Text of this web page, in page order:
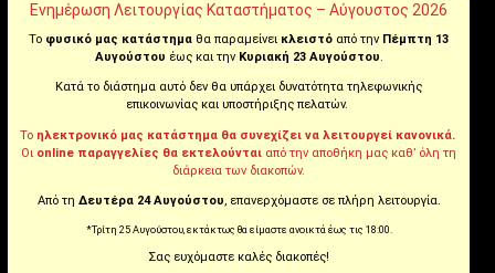
Θέσεις Εργασίας
Επικοινωνήστε μαζί μας
WE ARE SOCIAL
Facebook
Instagram
Ενημέρωση Λειτουργίας Καταστήματος – Αύγουστος 2026
Το φυσικό μας κατάστημα θα παραμείνει κλειστό από την Πέμπτη 13
Αυγούστου έως και τηνΚυριακή 23 Αυγούστου.
Κατά το διάστημα αυτό δεν θα υπάρχει δυνατότητα τηλεφωνικής
επικοινωνίας και υποστήριξης πελατών.
Το ηλεκτρονικό μας κατάστημα θα συνεχίζει να λειτουργεί κανονικά.
Οι online παραγγελίες θα εκτελούνται από την αποθήκη μας καθ’ όλη τη
διάρκεια των διακοπών.
Από τη Δευτέρα 24 Αυγούστου, επανερχόμαστε σε πλήρη λειτουργία.
*Τρίτη 25 Αυγούστου, εκτάκτως θα είμαστε ανοικτά έως τις 18:00.
Σας ευχόμαστε καλές διακοπές!